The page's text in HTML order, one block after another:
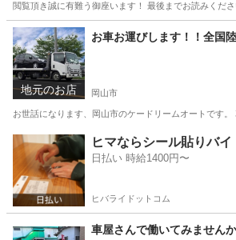
閲覧頂き誠に有難う御座います！ 最後までお読みくだ
岡山 岡山市 ワゴンＲ ワゴンR
地元のお店
お車お運びします！！全国
岡山市
お世話になります、岡山市のケードリームオートです
岡山 岡山市 その他 オークション
ヒマならシール貼りバイ
日払い 時給1400円〜
ヒバライドットコム
車屋さんで働いてみません